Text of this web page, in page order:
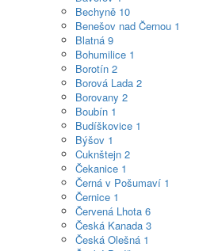
Bechyně 10
Benešov nad Černou 1
Blatná 9
Bohumilice 1
Borotín 2
Borová Lada 2
Borovany 2
Boubín 1
Budíškovice 1
Býšov 1
Cuknštejn 2
Čekanice 1
Černá v Pošumaví 1
Černice 1
Červená Lhota 6
Česká Kanada 3
Česká Olešná 1